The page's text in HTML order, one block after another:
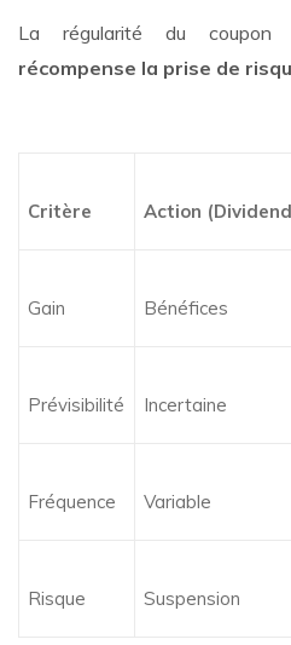
La régularité du coupon
récompense la prise de
Critère Action
Gain Bénéfices
Prévisibilité Incertaine
Fréquence Variable
Risque Suspension